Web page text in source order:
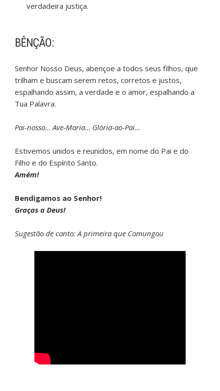
verdadeira justiça.
BÊNÇÃO:
Senhor Nosso Deus, abençoe a todos seus filhos, que
trilham e buscam serem retos, corretos e justos,
espalhando assim, a verdade e o amor, espalhando a
Tua Palavra.
Pai-nosso… Ave-Maria… Glória-ao-Pai…
Estivemos unidos e reunidos, em nome do Pai e do
Filho e do Espírito Santo.
Amém!
Bendigamos ao Senhor!
Graças a Deus!
Sugestão de canto: A primeira que Comungou